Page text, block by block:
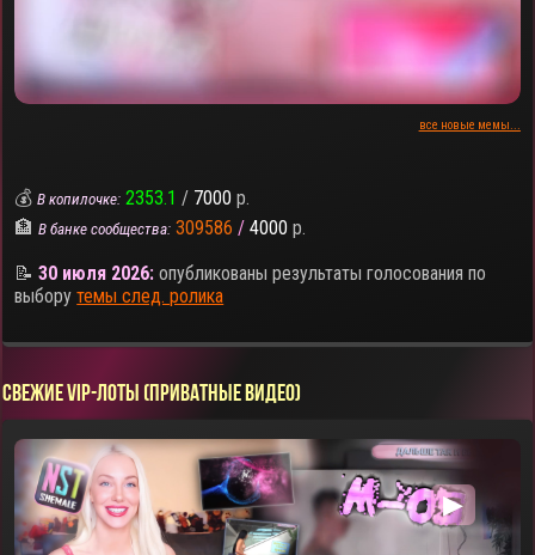
все новые мемы...
💰В копилочке: 2353.1 / 7000 р.
🏦В банке сообщества: 309586 / 4000 р.
📝30 июля 2026: опубликованы результаты голосования по
выборутемы след. ролика
СВЕЖИЕ VIP-ЛОТЫ (ПРИВАТНЫЕ ВИДЕО)
▶